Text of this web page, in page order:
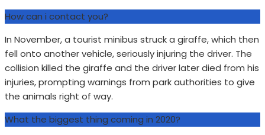
How can i contact you?
In November, a tourist minibus struck a giraffe, which then
fell onto another vehicle, seriously injuring the driver. The
collision killed the giraffe and the driver later died from his
injuries, prompting warnings from park authorities to give
the animals right of way.
What the biggest thing coming in 2020?